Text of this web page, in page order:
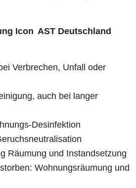
AST Deutschland
Verbrechen, Unfall oder
auch bei langer
Desinfektion
Räumung und Instandsetzung
Wohnungsräumung und